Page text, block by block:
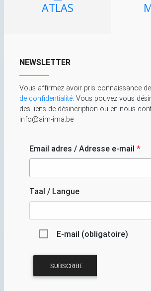
ATLAS
NEWSLETTER
Vous affirmez avoir pris connaissance
de confidentialité. Vous pouvez vous
des liens de désincription ou en nous
info@aim-ima.be
Email adres / Adresse e-mail *
Taal / Langue
E-mail (obligatoire)